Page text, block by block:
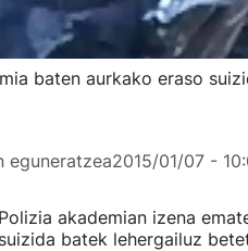
baten aurkako eraso
eguneratzea2015/01/07 -
Polizia akademian izena
suizida batek lehergailuz